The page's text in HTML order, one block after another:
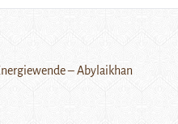
– Abylaikhan